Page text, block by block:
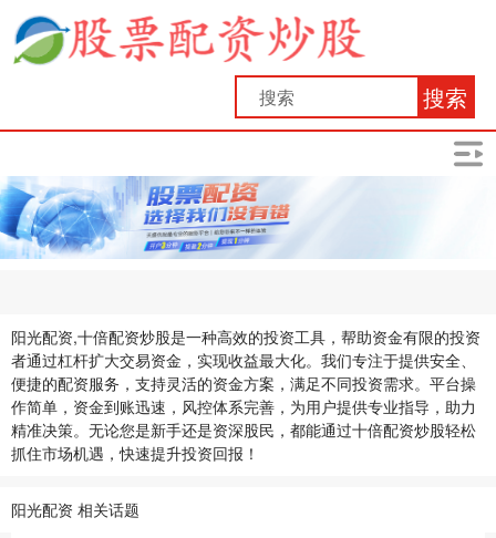
搜索
阳光配资,十倍配资炒股是一种高效的投资工具，帮助资金有限的投资
者通过杠杆扩大交易资金，实现收益最大化。我们专注于提供安全、
便捷的配资服务，支持灵活的资金方案，满足不同投资需求。平台操
作简单，资金到账迅速，风控体系完善，为用户提供专业指导，助力
精准决策。无论您是新手还是资深股民，都能通过十倍配资炒股轻松
抓住市场机遇，快速提升投资回报！
阳光配资 相关话题